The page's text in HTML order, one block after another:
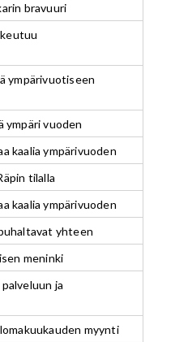
bravuuri
ympärivuotiseen
ympäri vuoden
kaalia ympärivuoden
tilalla
kaalia ympärivuoden
yhteen
meninki
ja
myynti